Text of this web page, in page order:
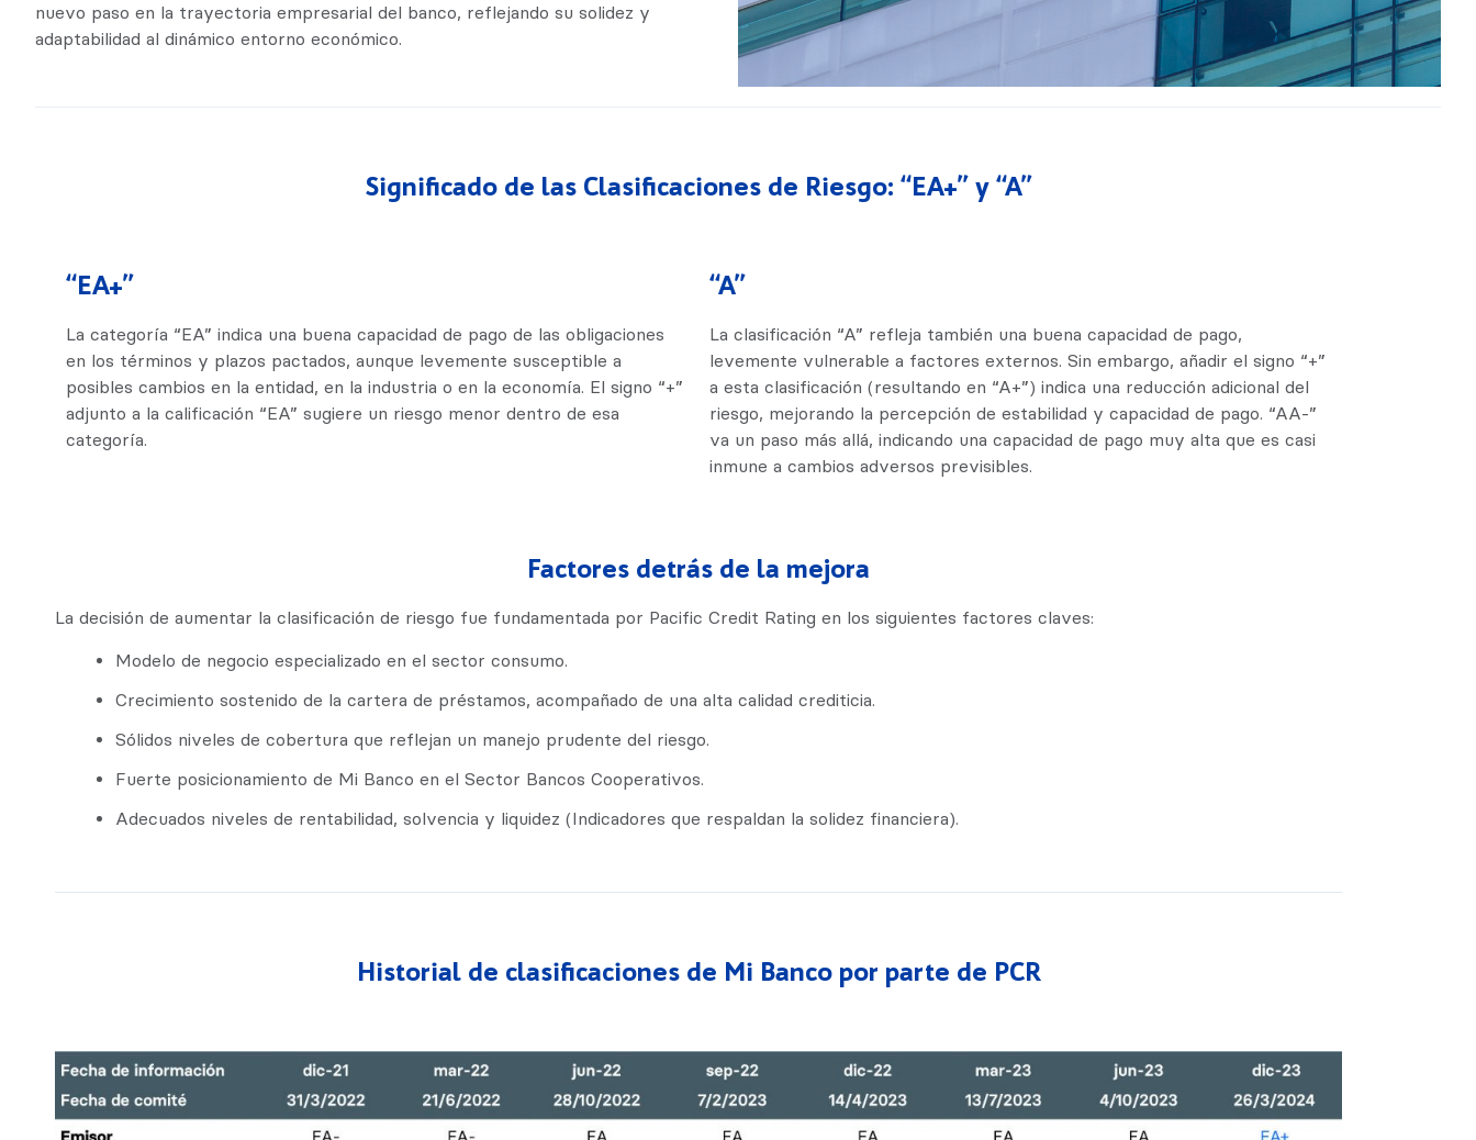
nuevo paso en la trayectoria empresarial del banco, reflejando su solidez y
adaptabilidad al dinámico entorno económico.
Significado de las Clasificaciones de Riesgo: “EA+” y “A”
“EA+”
La categoría “EA” indica una buena capacidad de pago de las obligaciones
en los términos y plazos pactados, aunque levemente susceptible a
posibles cambios en la entidad, en la industria o en la economía. El signo “+”
adjunto a la calificación “EA” sugiere un riesgo menor dentro de esa
categoría.
“A”
La clasificación “A” refleja también una buena capacidad de pago,
levemente vulnerable a factores externos. Sin embargo, añadir el signo “+”
a esta clasificación (resultando en “A+”) indica una reducción adicional del
riesgo, mejorando la percepción de estabilidad y capacidad de pago. “AA-”
va un paso más allá, indicando una capacidad de pago muy alta que es casi
inmune a cambios adversos previsibles.
Factores detrás de la mejora
La decisión de aumentar la clasificación de riesgo fue fundamentada por Pacific Credit Rating en los siguientes factores claves:
Modelo de negocio especializado en el sector consumo.
Crecimiento sostenido de la cartera de préstamos, acompañado de una alta calidad crediticia.
Sólidos niveles de cobertura que reflejan un manejo prudente del riesgo.
Fuerte posicionamiento de Mi Banco en el Sector Bancos Cooperativos.
Adecuados niveles de rentabilidad, solvencia y liquidez (Indicadores que respaldan la solidez financiera).
Historial de clasificaciones de Mi Banco por parte de PCR